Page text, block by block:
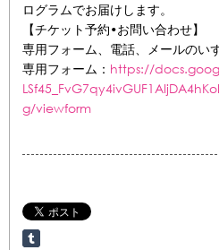
ログラムでお届けします。
【チケット予約•お問い合わせ】
専用フォーム、電話、メールのい
専用フォーム： https://
g/viewform